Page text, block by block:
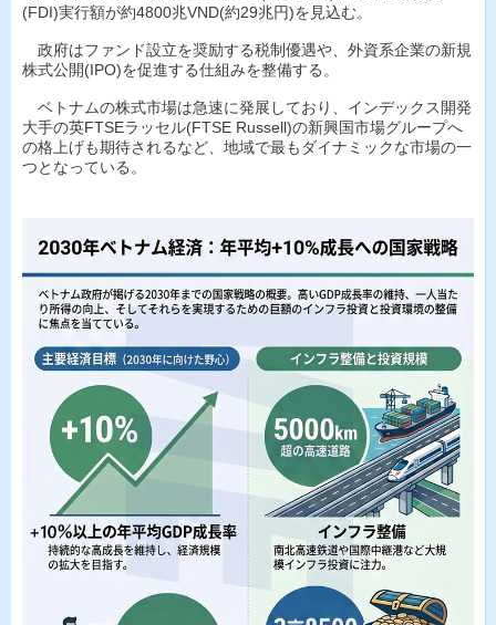
(FDI)実行額が約4800兆VND(約29兆円)を見込む。
政府はファンド設立を奨励する税制優遇や、外資系企業の新規
株式公開(IPO)を促進する仕組みを整備する。
ベトナムの株式市場は急速に発展しており、インデックス開発
大手の英FTSEラッセル(FTSE Russell)の新興国市場グループへ
の格上げも期待されるなど、地域で最もダイナミックな市場の一
つとなっている。